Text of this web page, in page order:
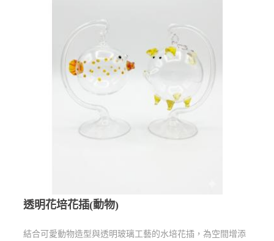
透明花培花插(動物)
結合可愛動物造型與透明玻璃工藝的水培花插，為空間增添